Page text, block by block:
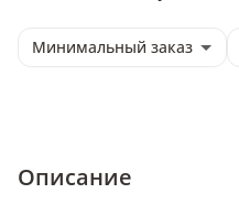
Минимальный заказ
Описание